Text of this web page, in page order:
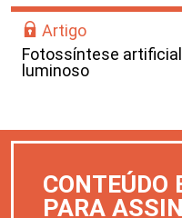
Artigo
Fotossíntese
luminoso
CONTEÚDO
PARA